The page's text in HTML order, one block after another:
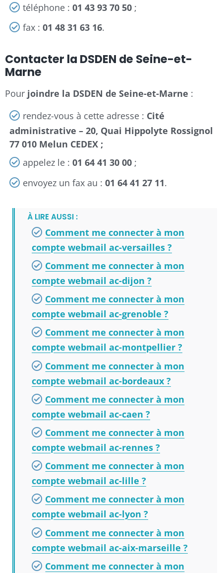
téléphone :01 43 93 70 50 ;
fax :01 48 31 63 16.
Contacter la DSDEN de Seine-et-
Marne
Pour joindre la DSDEN de Seine-et-Marne :
rendez-vous à cette adresse : Cité
administrative – 20, Quai Hippolyte Rossignol
77 010 Melun CEDEX ;
appelez le :01 64 41 30 00 ;
envoyez un fax au :01 64 41 27 11.
À LIRE AUSSI :
Comment me connecter à mon
compte webmail ac-versailles ?
Comment me connecter à mon
compte webmail ac-dijon ?
Comment me connecter à mon
compte webmail ac-grenoble ?
Comment me connecter à mon
compte webmail ac-montpellier ?
Comment me connecter à mon
compte webmail ac-bordeaux ?
Comment me connecter à mon
compte webmail ac-caen ?
Comment me connecter à mon
compte webmail ac-rennes ?
Comment me connecter à mon
compte webmail ac-lille ?
Comment me connecter à mon
compte webmail ac-lyon ?
Comment me connecter à mon
compte webmail ac-aix-marseille ?
Comment me connecter à mon